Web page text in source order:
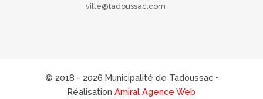
ville@tadoussac.com
© 2018 - 2026 Municipalité de Tadoussac •
Réalisation Amiral Agence Web